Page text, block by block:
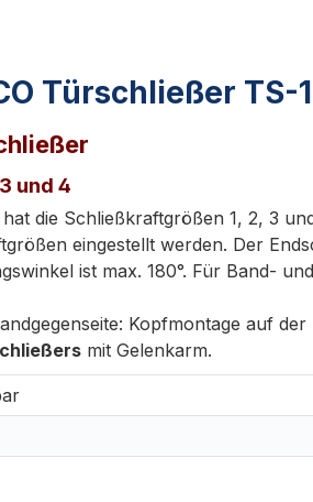
Türschließer
und 4
die Schließkraftgrößen 1, 2, 3
eingestellt werden. Der
ist max. 180°. Für Band-
Kopfmontage auf der
mit Gelenkarm.